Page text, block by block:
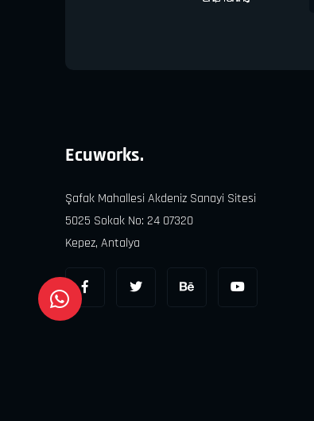
Ecuworks.
Şafak Mahallesi Akdeniz Sanayi Sitesi
5025 Sokak No: 24 07320
Kepez, Antalya